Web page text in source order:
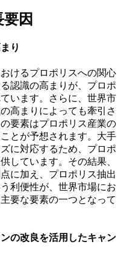
因
り
けるプロポリスへの関心
認識の高まりが、プロポ
います。さらに、世界市
高まりによっても牽引さ
要素はプロポリス産業の
とが予想されます。大手
に対応するため、プロポ
しています。その結果、
に加え、プロポリス抽出
利便性が、世界市場にお
要な要素の一つとなって
の改良を活用したキャン